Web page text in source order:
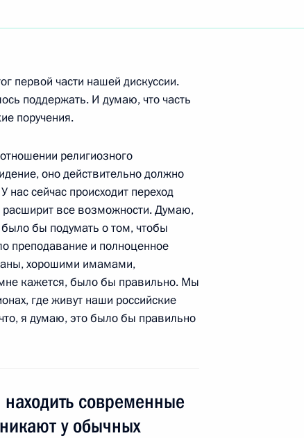
1
первой части нашей дискуссии.
поддержать. И думаю, что часть
поручения.
религиозного
оно действительно должно
сейчас происходит переход
все возможности. Думаю,
бы подумать о том, чтобы
преподавание и полноценное
хорошими имамами,
кажется, было бы правильно. Мы
где живут наши российские
я думаю, это было бы правильно
находить современные
у обычных